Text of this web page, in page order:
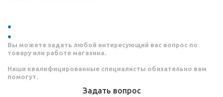
Вы можете задать любой интересующий вас вопрос по
товару или работе магазина.
Наши квалифицированные специалисты обязательно вам
помогут.
Задать вопрос